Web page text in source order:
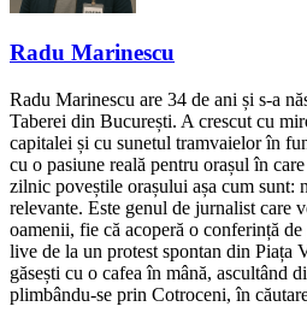
Radu Marinescu
Radu Marinescu are 34 de ani și s-a
Taberei din București. A crescut cu
capitalei și cu sunetul tramvaielor în
cu o pasiune reală pentru orașul în
zilnic poveștile orașului așa cum sunt:
relevante. Este genul de jurnalist care
oamenii, fie că acoperă o conferință
live de la un protest spontan din Piața
găsești cu o cafea în mână, ascultând
plimbându-se prin Cotroceni, în